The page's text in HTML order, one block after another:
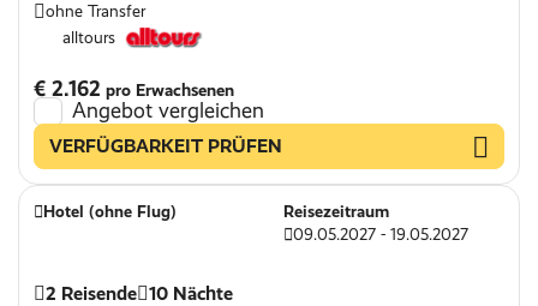
ohne Transfer
alltours
€ 2.162 pro Erwachsenen
Angebot vergleichen
VERFÜGBARKEIT PRÜFEN
Hotel (ohne Flug)
Reisezeitraum
09.05.2027 - 19.05.2027
2 Reisende 10 Nächte